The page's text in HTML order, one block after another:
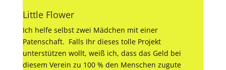
Little Flower
Ich helfe selbst zwei Mädchen mit einer
Patenschaft. Falls Ihr dieses tolle Projekt
unterstützen wollt, weiß ich, dass das Geld bei
diesem Verein zu 100 % den Menschen zugute